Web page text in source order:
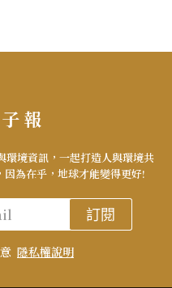
報
環境資訊，一起打造人與環境共
為在乎，地球才能變得更好!
訂閱
隱私權說明